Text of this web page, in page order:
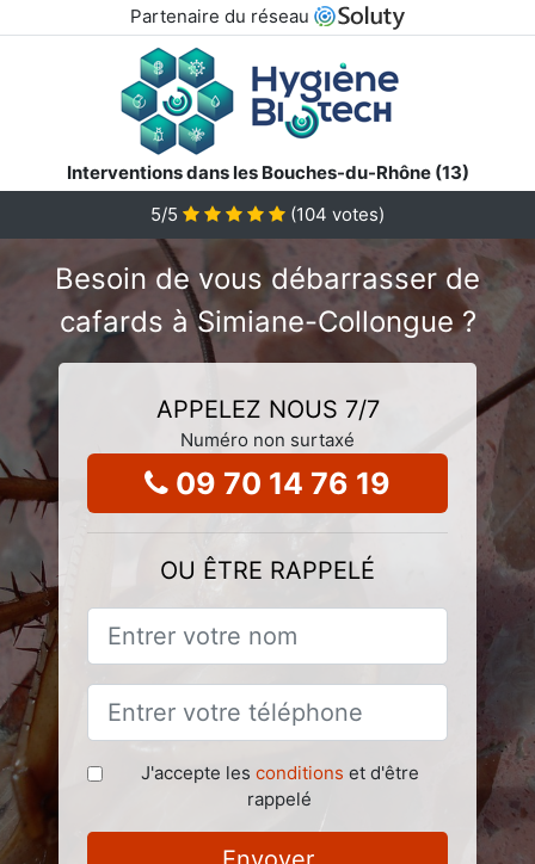
Partenaire du réseau
Interventions dans les Bouches-du-Rhône (13)
5/5 (104 votes)
Besoin de vous débarrasser de
cafards à Simiane-Collongue ?
APPELEZ NOUS 7/7
Numéro non surtaxé
09 70 14 76 19
OU ÊTRE RAPPELÉ
J'accepte les conditions et d'être
rappelé